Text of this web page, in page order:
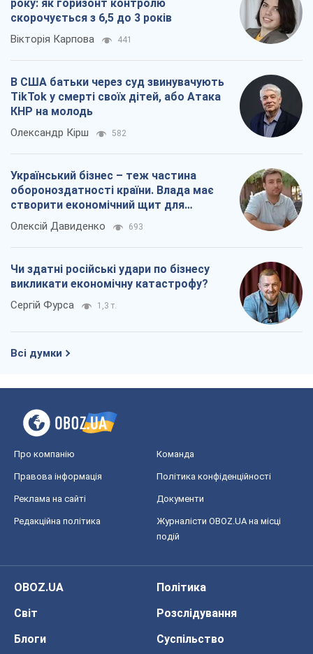
року: як горизонт контролю
скорочується з 6,5 до 3 років
Вікторія Карпова 441
В США батьки через суд звинувачують
TikTok у смерті своїх дітей, або Атака
КНР на молодь
Олександр Кірш 582
Український бізнес – теж частина
обороноздатності країни. Влада має
створити економічний щит для
компаній
Олексій Давиденко 693
Чи здатні російські удари по бізнесу
викликати економічну катастрофу?
Сергій Фурса 1,3 т.
Всі думки
Про компанію Команда
Правова інформація Політика конфіденційності
Реклама на сайті Документи
Редакційна політика
Журналісти OBOZ.UA на місці
подій
OBOZ.UA
Політика
Світ
Розслідування
Блоги
Суспільство